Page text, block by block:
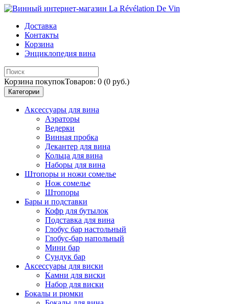
Доставка
Контакты
Корзина
Энциклопедия вина
Корзина покупокТоваров: 0 (0 руб.)
Категории
Аксессуары для вина
Аэраторы
Ведерки
Винная пробка
Декантер для вина
Кольца для вина
Наборы для вина
Штопоры и ножи сомелье
Нож сомелье
Штопоры
Бары и подставки
Кофр для бутылок
Подставка для вина
Глобус бар настольный
Глобус-бар напольный
Мини бар
Сундук бар
Аксессуары для виски
Камни для виски
Набор для виски
Бокалы и рюмки